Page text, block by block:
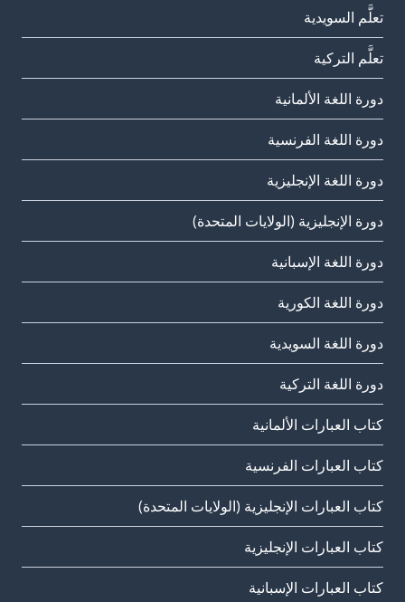
تعلَّم السويدية
تعلَّم التركية
دورة اللغة الألمانية
دورة اللغة الفرنسية
دورة اللغة الإنجليزية
دورة الإنجليزية (الولايات المتحدة)
دورة اللغة الإسبانية
دورة اللغة الكورية
دورة اللغة السويدية
دورة اللغة التركية
كتاب العبارات الألمانية
كتاب العبارات الفرنسية
كتاب العبارات الإنجليزية (الولايات المتحدة)
كتاب العبارات الإنجليزية
كتاب العبارات الإسبانية